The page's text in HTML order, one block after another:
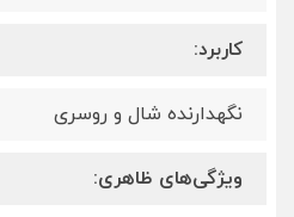
کاربرد:
نگهدارنده شال و روسری
ویژگی‌های ظاهری: